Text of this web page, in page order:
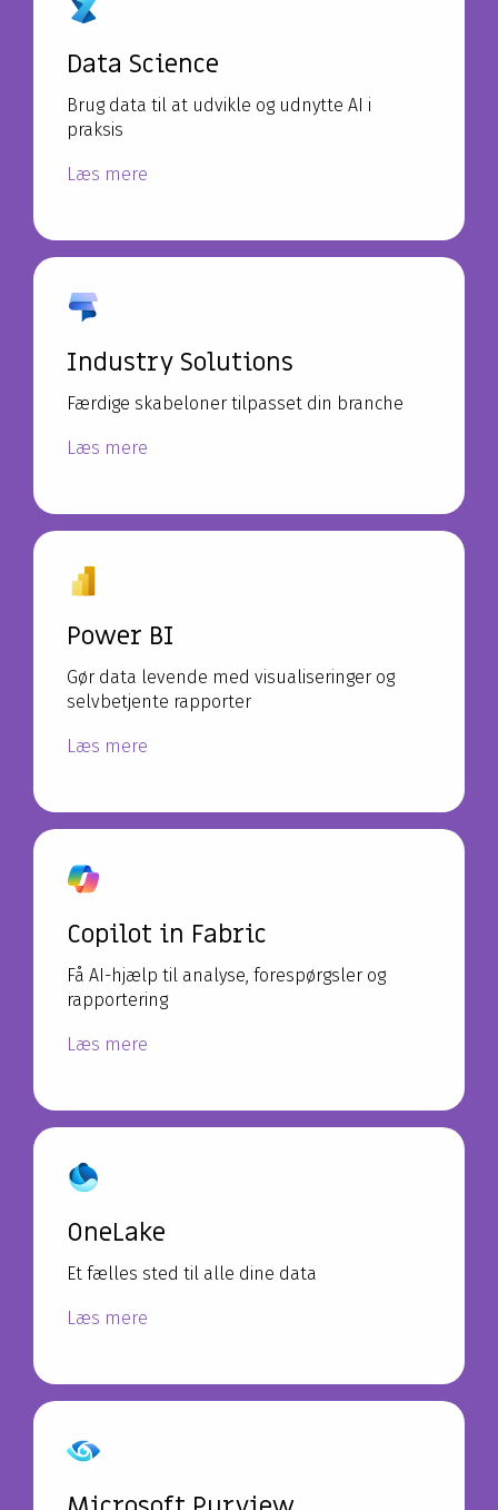
Data Science
Brug data til at udvikle og udnytte AI i
praksis
Læs mere
Industry Solutions
Færdige skabeloner tilpasset din branche
Læs mere
Power BI
Gør data levende med visualiseringer og
selvbetjente rapporter
Læs mere
Copilot in Fabric
Få AI-hjælp til analyse, forespørgsler og
rapportering
Læs mere
OneLake
Et fælles sted til alle dine data
Læs mere